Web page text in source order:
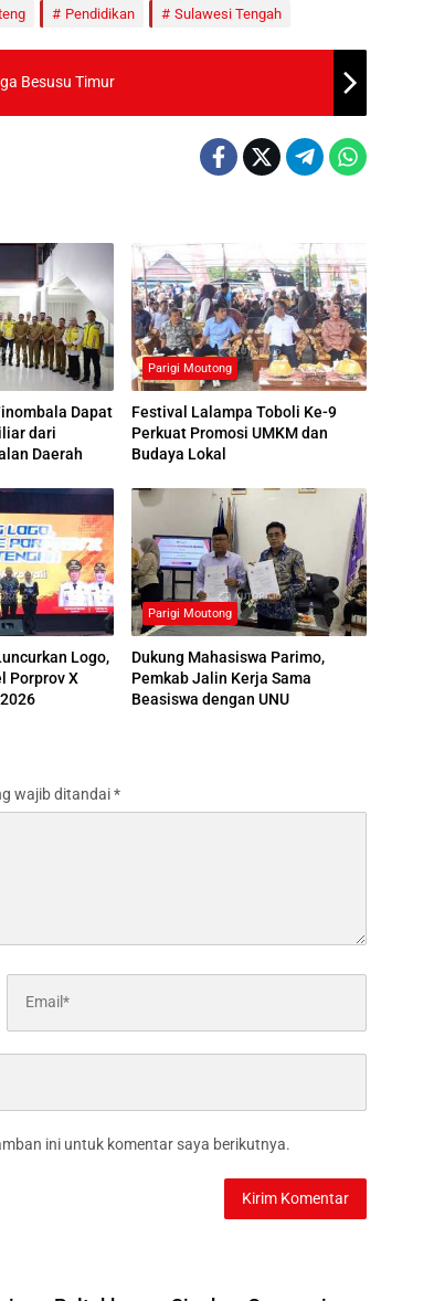
Pendidikan Sulawesi Tengah
Besusu Timur
Dapat
dari
Daerah
Parigi Moutong
Festival Lalampa Toboli Ke-9
Perkuat Promosi UMKM dan
Budaya Lokal
Logo,
Porprov X
Parigi Moutong
Dukung Mahasiswa Parimo,
Pemkab Jalin Kerja Sama
Beasiswa dengan UNU
wajib ditandai*
ini untuk komentar saya berikutnya.